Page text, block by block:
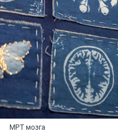
МРТ мозга